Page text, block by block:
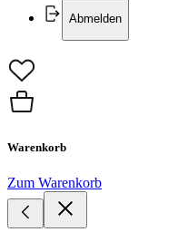
Abmelden
Warenkorb
Zum Warenkorb